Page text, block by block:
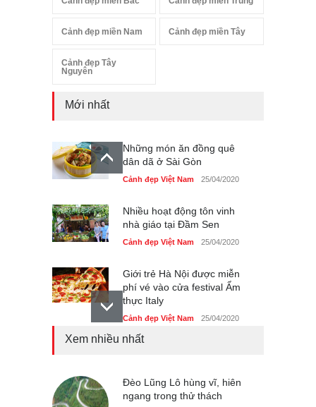
Cảnh đẹp miền Nam Cảnh đẹp miền Tây
Cảnh đẹp Tây
Nguyên
Mới nhất
Những món ăn đồng quê
dân dã ở Sài Gòn
Cảnh đẹp Việt Nam 25/04/2020
Nhiều hoạt động tôn vinh
nhà giáo tại Đầm Sen
Cảnh đẹp Việt Nam 25/04/2020
Giới trẻ Hà Nội được miễn
phí vé vào cửa festival Ẩm
thực Italy
Cảnh đẹp Việt Nam 25/04/2020
Cảnh đẹp Việt Nam 25/04/2020
Xem nhiều nhất
Đèo Lũng Lô hùng vĩ, hiên
ngang trong thử thách